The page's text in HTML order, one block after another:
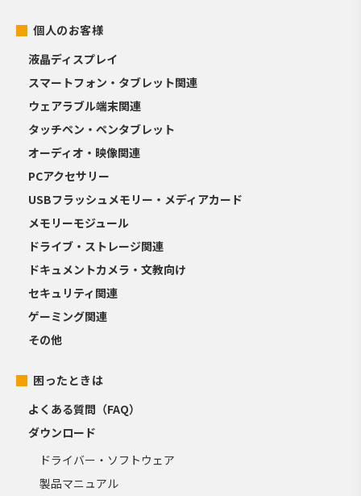
個人のお客様
液晶ディスプレイ
スマートフォン・タブレット関連
ウェアラブル端末関連
タッチペン・ペンタブレット
オーディオ・映像関連
PCアクセサリー
USBフラッシュメモリー・メディアカード
メモリーモジュール
ドライブ・ストレージ関連
ドキュメントカメラ・文教向け
セキュリティ関連
ゲーミング関連
その他
困ったときは
よくある質問（FAQ）
ダウンロード
ドライバー・ソフトウェア
製品マニュアル